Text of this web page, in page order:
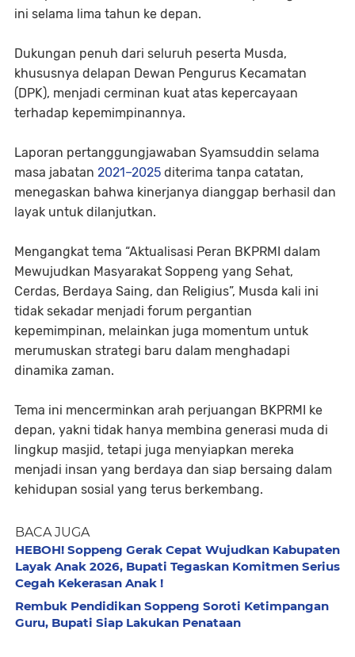
ini selama lima tahun ke depan.
Dukungan penuh dari seluruh peserta Musda,
khususnya delapan Dewan Pengurus Kecamatan
(DPK), menjadi cerminan kuat atas kepercayaan
terhadap kepemimpinannya.
Laporan pertanggungjawaban Syamsuddin selama
masa jabatan 2021–2025 diterima tanpa catatan,
menegaskan bahwa kinerjanya dianggap berhasil dan
layak untuk dilanjutkan.
Mengangkat tema “Aktualisasi Peran BKPRMI dalam
Mewujudkan Masyarakat Soppeng yang Sehat,
Cerdas, Berdaya Saing, dan Religius”, Musda kali ini
tidak sekadar menjadi forum pergantian
kepemimpinan, melainkan juga momentum untuk
merumuskan strategi baru dalam menghadapi
dinamika zaman.
Tema ini mencerminkan arah perjuangan BKPRMI ke
depan, yakni tidak hanya membina generasi muda di
lingkup masjid, tetapi juga menyiapkan mereka
menjadi insan yang berdaya dan siap bersaing dalam
kehidupan sosial yang terus berkembang.
BACA JUGA
HEBOH! Soppeng Gerak Cepat Wujudkan Kabupaten
Layak Anak 2026, Bupati Tegaskan Komitmen Serius
Cegah Kekerasan Anak !
Rembuk Pendidikan Soppeng Soroti Ketimpangan
Guru, Bupati Siap Lakukan Penataan